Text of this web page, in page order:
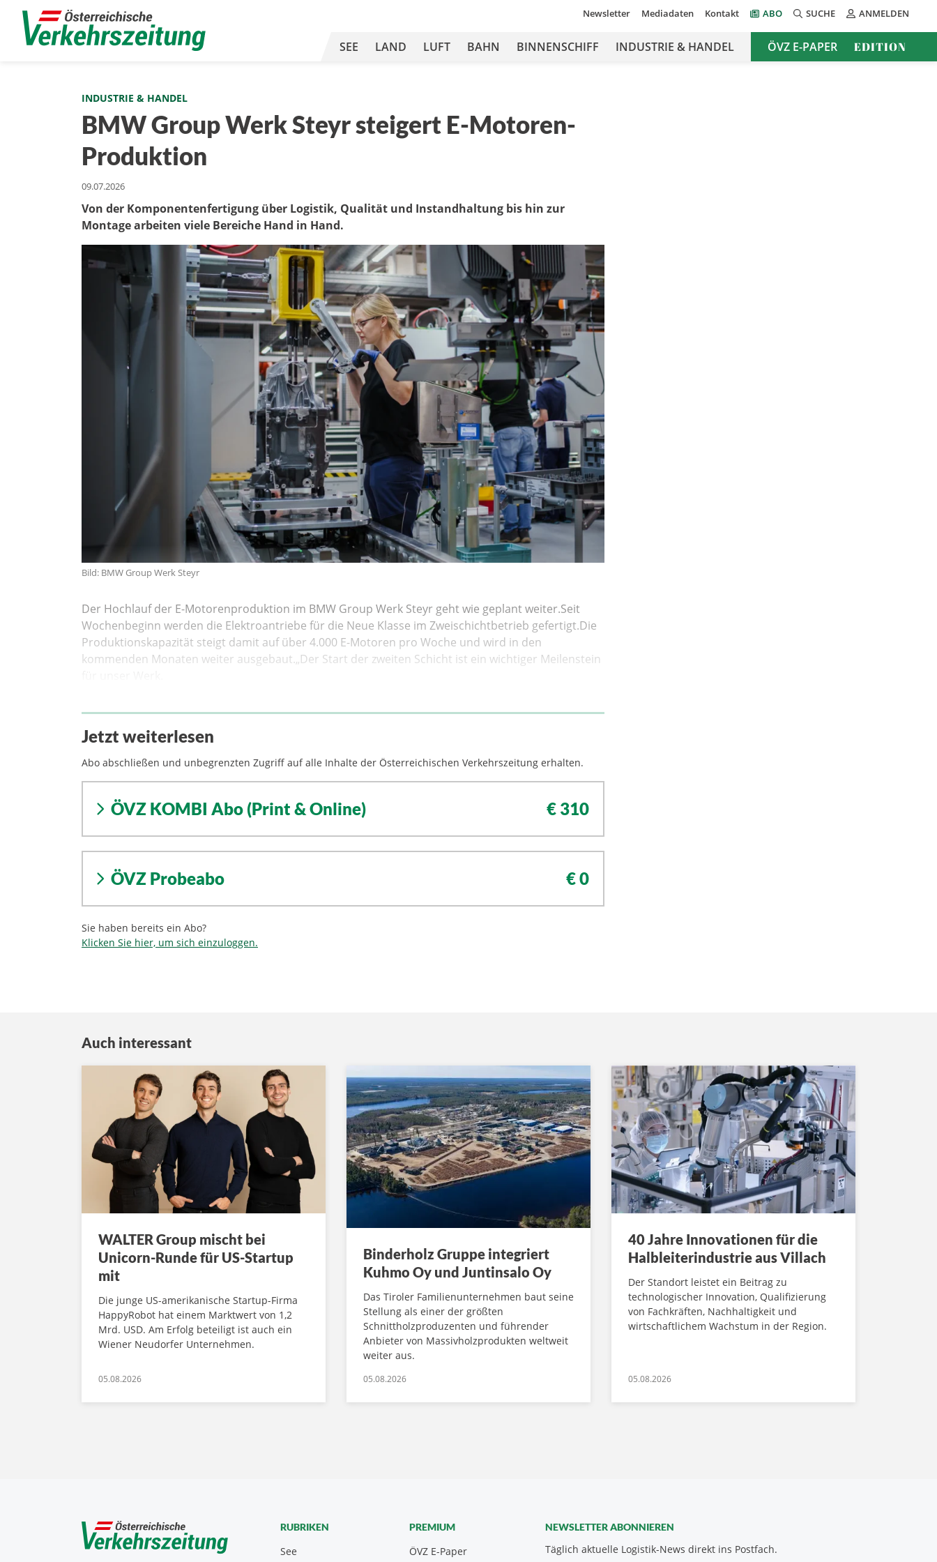
Newsletter Mediadaten Kontakt ABO SUCHE ANMELDEN
SEE LAND LUFT BAHN BINNENSCHIFF INDUSTRIE & HANDEL ÖVZ E-PAPER EDITION
INDUSTRIE & HANDEL
BMW Group Werk Steyr steigert E-Motoren-
Produktion
09.07.2026
Von der Komponentenfertigung über Logistik, Qualität und Instandhaltung bis hin zur
Montage arbeiten viele Bereiche Hand in Hand.
Bild: BMW Group Werk Steyr
Der Hochlauf der E-Motorenproduktion im BMW Group Werk Steyr geht wie geplant weiter.Seit
Wochenbeginn werden die Elektroantriebe für die Neue Klasse im Zweischichtbetrieb gefertigt.Die
Produktionskapazität steigt damit auf über 4.000 E-Motoren pro Woche und wird in den
kommenden Monaten weiter ausgebaut.„Der Start der zweiten Schicht ist ein wichtiger Meilenstein
Jetzt weiterlesen
Abo abschließen und unbegrenzten Zugriff auf alle Inhalte der Österreichischen Verkehrszeitung erhalten.
ÖVZ KOMBI Abo (Print & Online) € 310
ÖVZ Probeabo € 0
Sie haben bereits ein Abo?
Klicken Sie hier, um sich einzuloggen.
Auch interessant
WALTER Group mischt bei
Unicorn-Runde für US-Startup
mit
Die junge US-amerikanische Startup-Firma
HappyRobot hat einem Marktwert von 1,2
Mrd. USD. Am Erfolg beteiligt ist auch ein
Wiener Neudorfer Unternehmen.
05.08.2026
Binderholz Gruppe integriert
Kuhmo Oy und Juntinsalo Oy
Das Tiroler Familienunternehmen baut seine
Stellung als einer der größten
Schnittholzproduzenten und führender
Anbieter von Massivholzprodukten weltweit
weiter aus.
05.08.2026
40 Jahre Innovationen für die
Halbleiterindustrie aus Villach
Der Standort leistet ein Beitrag zu
technologischer Innovation, Qualifizierung
von Fachkräften, Nachhaltigkeit und
wirtschaftlichem Wachstum in der Region.
05.08.2026
NEWSLETTER ABONNIEREN
Täglich aktuelle Logistik-News direkt ins Postfach.
RUBRIKEN
See
PREMIUM
ÖVZ E-Paper